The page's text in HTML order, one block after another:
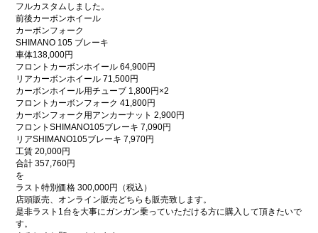
フルカスタムしました。
前後カーボンホイール
カーボンフォーク
SHIMANO 105 ブレーキ
車体138,000円
フロントカーボンホイール 64,900円
リアカーボンホイール 71,500円
カーボンホイール用チューブ 1,800円×2
フロントカーボンフォーク 41,800円
カーボンフォーク用アンカーナット 2,900円
フロントSHIMANO105ブレーキ 7,090円
リアSHIMANO105ブレーキ 7,970円
工賃 20,000円
合計 357,760円
を
ラスト特別価格 300,000円（税込）
店頭販売、オンライン販売どちらも販売致します。
是非ラスト1台を大事にガンガン乗っていただける方に購入して頂きたいで
す。